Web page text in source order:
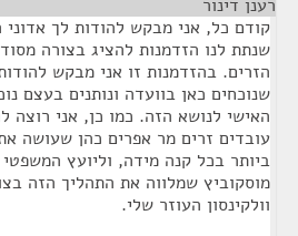
רענן דינור
קודם כל, אני מבקש להודות לך
שנתת לנו הזדמנות להציג בצורה
הזרים. בהזדמנות זו אני מבקש
שנוכחים כאן בוועדה ונותנים בעצם
האישי לנושא הזה. כמו כן, אני רוצה
עובדים זרים מר אפרים כהן שעושה
ביותר בכל קנה מידה, וליועץ
מוסקוביץ שמלווה את התהליך הזה
וולקינסון העוזר שלי.